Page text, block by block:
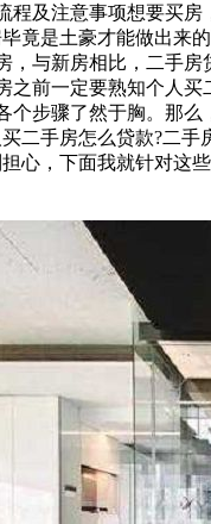
程及注意事项想要买房
竟是土豪才能做出来
，与新房相比，二手房
之前一定要熟知个人买
个步骤了然于胸。那么
二手房怎么贷款?二手
心，下面我就针对这